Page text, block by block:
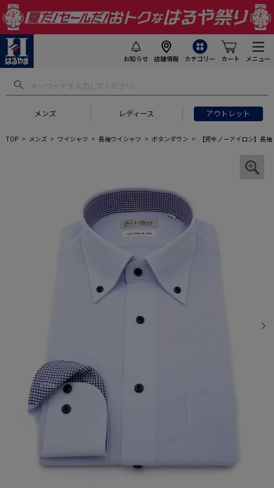
お知らせ 店舗情報 カテゴリー カート メニュー
メンズ レディース アウトレット
TOP メンズ ワイシャツ 長袖ワイシャツ ボタンダウン 【完全ノーアイロン】長